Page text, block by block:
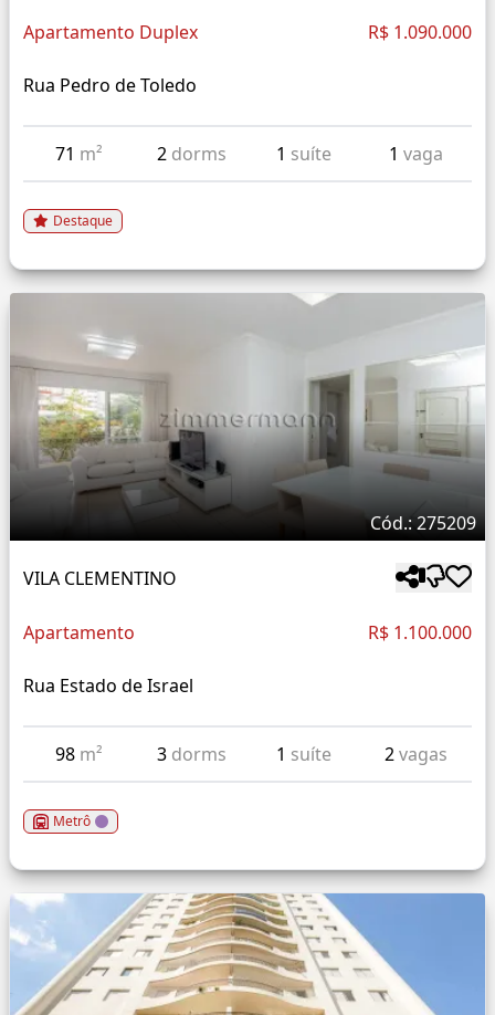
Apartamento Duplex R$ 1.090.000
Rua Pedro de Toledo
71 m² 2 dorms 1 suíte 1 vaga
Destaque
Cód.: 275209
VILA CLEMENTINO
Apartamento R$ 1.100.000
Rua Estado de Israel
98 m² 3 dorms 1 suíte 2vagas
Metrô